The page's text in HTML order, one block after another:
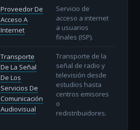
Proveedor De
Acceso A
Internet
Servicio de
acceso a internet
a usuarios
finales (ISP).
Transporte
De La Señal
De Los
Servicios De
Comunicación
Audiovisual
Transporte de la
señal de radio y
televisión desde
estudios hasta
centros emisores
o
redistribuidores.